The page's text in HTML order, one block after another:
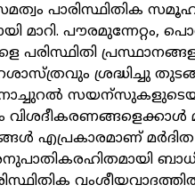
പാരിസ്ഥിതിക
മാറി. പൗരമുന്നേറ്റം,
പരിസ്ഥിതി
ശ്രദ്ധിച്ചു
നാച്ചുറൽ
എപ്രകാരമാണ്